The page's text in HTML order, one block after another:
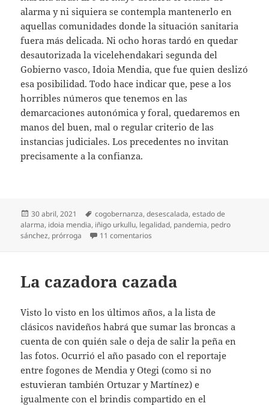
alarma y ni siquiera se contempla mantenerlo en
aquellas comunidades donde la situación sanitaria
fuera más delicada. Ni ocho horas tardó en quedar
desautorizada la vicelehendakari segunda del
Gobierno vasco, Idoia Mendia, que fue quien deslizó
esa posibilidad. Todo hace indicar que, pese a los
horribles números que tenemos en las
demarcaciones autonómica y foral, quedaremos en
manos del buen, mal o regular criterio de las
instancias judiciales. Los precedentes no invitan
precisamente a la confianza.
Publicado
el
30 abril, 2021 Etiquetas
cogobernanza,desescalada,estado de
alarma, idoia mendia, iñigo urkullu, legalidad, pandemia, pedro
sánchez, prórroga 11 comentarios
La cazadora cazada
Visto lo visto en los últimos años, a la lista de
clásicos navideños habrá que sumar las broncas a
cuenta de con quién sale o deja de salir la peña en
las fotos. Ocurrió el año pasado con el reportaje
entre fogones de Mendia y Otegi (como si no
estuvieran también Ortuzar y Martínez) e
igualmente con el brindis compartido en el